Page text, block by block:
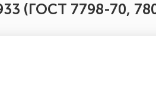
(ГОСТ 7798-70,